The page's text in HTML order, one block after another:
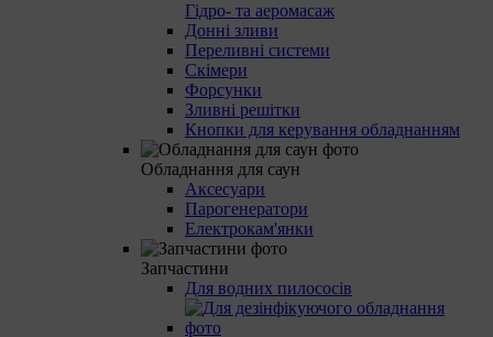
Гідро- та аеромасаж
Донні зливи
Переливні системи
Скімери
Форсунки
Зливні решітки
Кнопки для керування обладнанням
Обладнання для саун
Аксесуари
Парогенератори
Електрокам'янки
Запчастини
Для водних пилососів